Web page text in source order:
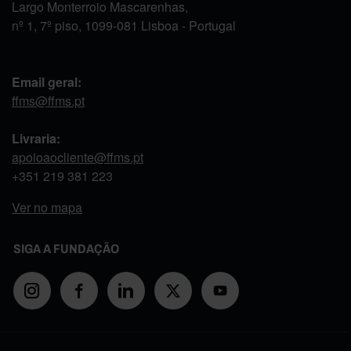
Largo Monterroio Mascarenhas,
nº 1, 7º piso, 1099-081 Lisboa - Portugal
Email geral:
ffms@ffms.pt
Livraria:
apoioaocliente@ffms.pt
+351 219 381 223
Ver no mapa
SIGA A FUNDAÇÃO